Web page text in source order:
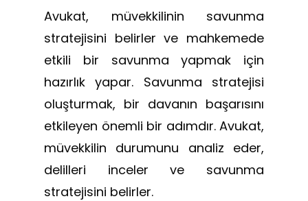
Avukat, müvekkilinin savunma
stratejisini belirler ve mahkemede
etkili bir savunma yapmak için
hazırlık yapar. Savunma stratejisi
oluşturmak, bir davanın başarısını
etkileyen önemli bir adımdır. Avukat,
müvekkilin durumunu analiz eder,
delilleri inceler ve savunma
stratejisini belirler.